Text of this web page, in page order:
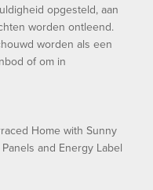
opgesteld, aan
worden ontleend.
worden als een
of om in
Home with Sunny
and Energy Label